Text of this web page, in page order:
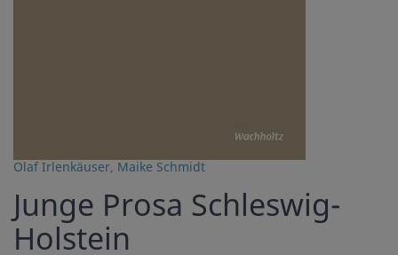
Olaf Irlenkäuser, Maike Schmidt
Junge Prosa Schleswig-
Holstein